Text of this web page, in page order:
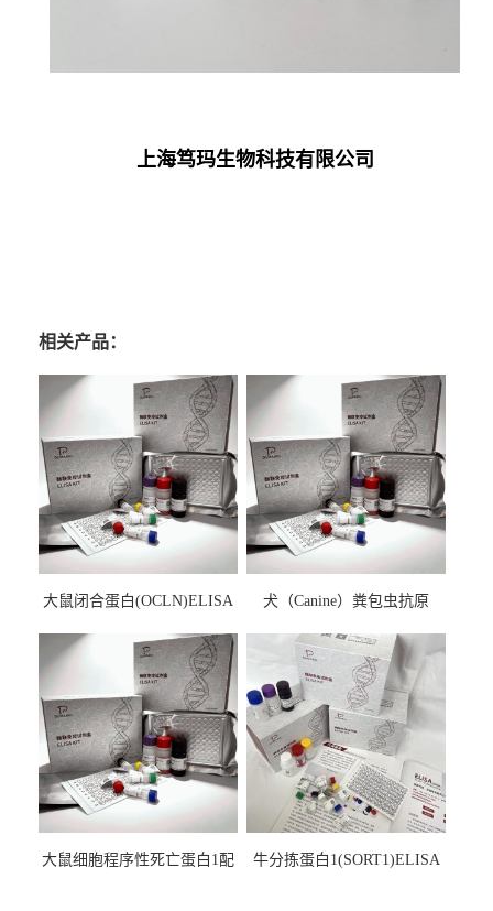
上海笃玛生物科技有限公司
相关产品：
大鼠闭合蛋白(OCLN)ELISA
犬（Canine）粪包虫抗原
大鼠细胞程序性死亡蛋白1配
牛分拣蛋白1(SORT1)ELISA